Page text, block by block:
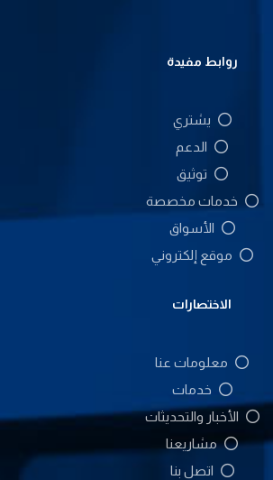
روابط مفيدة
يشتري
الدعم
توثيق
خدمات مخصصة
الأسواق
موقع إلكتروني
الاختصارات
معلومات عنا
خدمات
الأخبار والتحديثات
مشاريعنا
اتصل بنا